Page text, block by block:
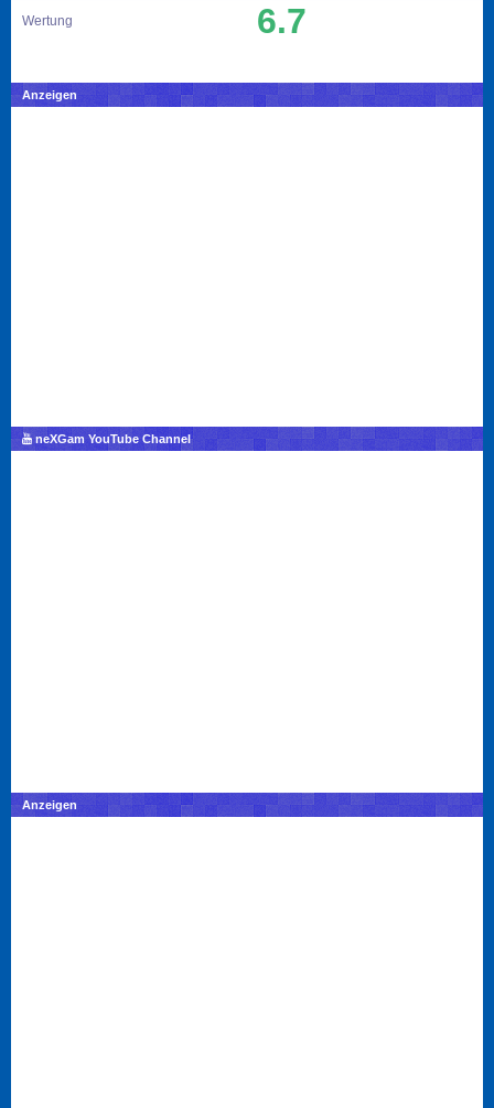
Wertung 6.7
Anzeigen
neXGam YouTube Channel
Anzeigen